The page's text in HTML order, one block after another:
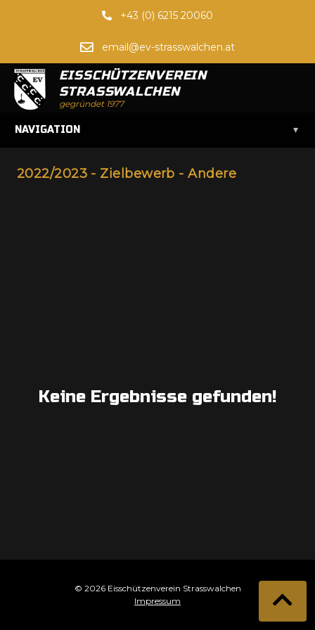
+43 (0) 6215 20060
email@ev-strasswalchen.at
EISSCHÜTZENVEREIN
STRASSWALCHEN
gegründet 1977
NAVIGATION ▾
2022/2023 - Zielbewerb - Andere
Keine Ergebnisse gefunden!
© 2026 Eisschützenverein Strasswalchen
Impressum